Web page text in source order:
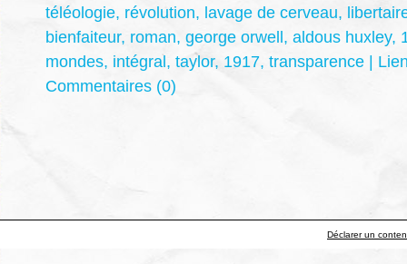
téléologie, révolution, lavage de cerveau,
bienfaiteur, roman, george orwell, aldous huxley,
mondes, intégral, taylor, 1917, transparence |
Commentaires (0)
Déclarer un